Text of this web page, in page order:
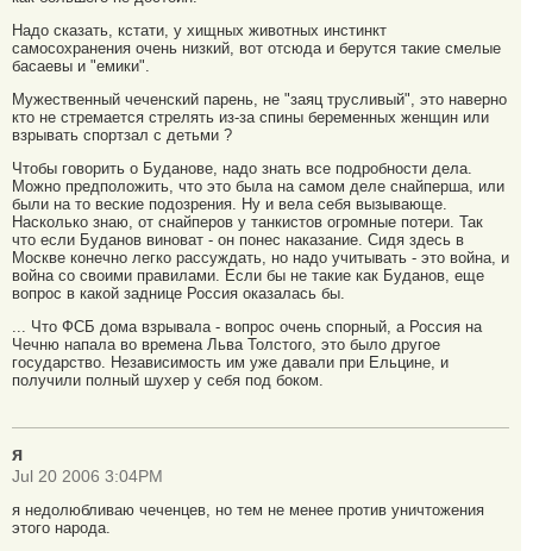
Надо сказать, кстати, у хищных животных инстинкт
самосохранения очень низкий, вот отсюда и берутся такие смелые
басаевы и "емики".
Мужественный чеченский парень, не "заяц трусливый", это наверно
кто не стремается стрелять из-за спины беременных женщин или
взрывать спортзал с детьми ?
Чтобы говорить о Буданове, надо знать все подробности дела.
Можно предположить, что это была на самом деле снайперша, или
были на то веские подозрения. Ну и вела себя вызывающе.
Насколько знаю, от снайперов у танкистов огромные потери. Так
что если Буданов виноват - он понес наказание. Сидя здесь в
Москве конечно легко рассуждать, но надо учитывать - это война, и
война со своими правилами. Если бы не такие как Буданов, еще
вопрос в какой заднице Россия оказалась бы.
... Что ФСБ дома взрывала - вопрос очень спорный, а Россия на
Чечню напала во времена Льва Толстого, это было другое
государство. Независимость им уже давали при Ельцине, и
получили полный шухер у себя под боком.
я
Jul 20 2006 3:04PM
я недолюбливаю чеченцев, но тем не менее против уничтожения
этого народа.